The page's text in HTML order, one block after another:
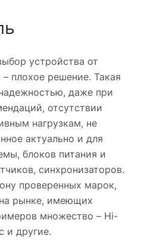
устройства от
плохое решение. Такая
даже при
отсутствии
нагрузкам, не
актуально и для
блоков питания и
синхронизаторов.
проверенных марок,
рынке, имеющих
множество – Hi-
и другие.